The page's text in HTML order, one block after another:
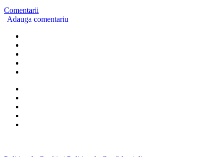
Comentarii
Adauga comentariu